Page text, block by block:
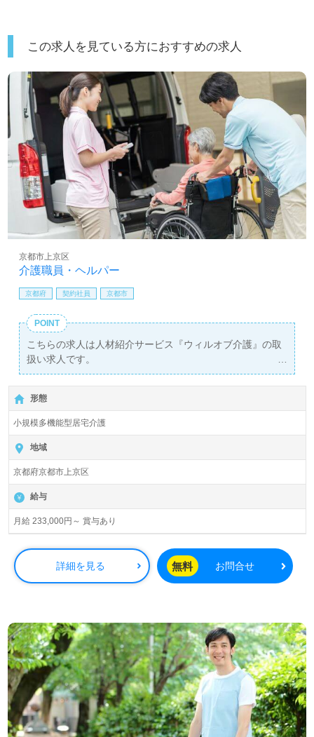
この求人を見ている方におすすめの求人
介護職員・ヘルパー
京都市上京区
京都府 契約社員 京都市
POINT
こちらの求人は人材紹介サービス『ウィルオブ介護』の取
扱い求人です。
詳細に関してお気軽にご相談ください♪
【無料】で皆さんの転職活動をサポートいたします。
形態
小規模多機能型居宅介護
地域
京都府京都市上京区
給与
月給 233,000円～ 賞与あり
詳細を見る 無料 お問合せ